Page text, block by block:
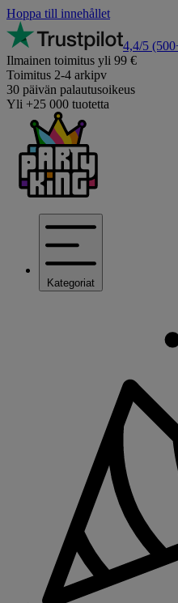
Hoppa till innehållet
4,4/5
Ilmainen toimitus yli 99 €
Toimitus 2-4 arkipv
30 päivän palautusoikeus
Yli +25 000 tuotetta
Kategoriat